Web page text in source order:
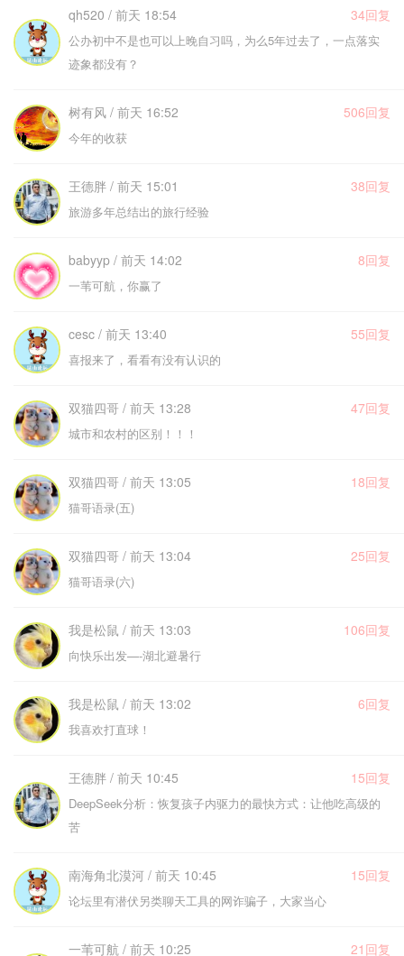
qh520 / 前天 18:54 34回复
公办初中不是也可以上晚自习吗，为么5年过去了，一点落实
迹象都没有？
树有风 / 前天 16:52 506回复
今年的收获
王德胖 / 前天 15:01 38回复
旅游多年总结出的旅行经验
babyyp / 前天 14:02 8回复
一苇可航，你赢了
cesc / 前天 13:40 55回复
喜报来了，看看有没有认识的
双猫四哥 / 前天 13:28 47回复
城市和农村的区别！！！
双猫四哥 / 前天 13:05 18回复
猫哥语录(五)
双猫四哥 / 前天 13:04 25回复
猫哥语录(六)
我是松鼠 / 前天 13:03 106回复
向快乐出发—-湖北避暑行
我是松鼠 / 前天 13:02 6回复
我喜欢打直球！
王德胖 / 前天 10:45 15回复
DeepSeek分析：恢复孩子内驱力的最快方式：让他吃高级的
苦
南海角北漠河 / 前天 10:45 15回复
论坛里有潜伏另类聊天工具的网诈骗子，大家当心
一苇可航 / 前天 10:25 21回复